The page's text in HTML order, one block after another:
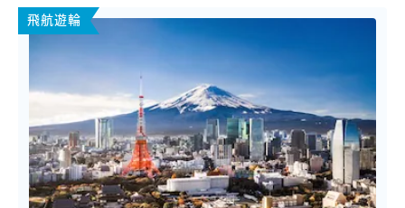
飛航遊輪